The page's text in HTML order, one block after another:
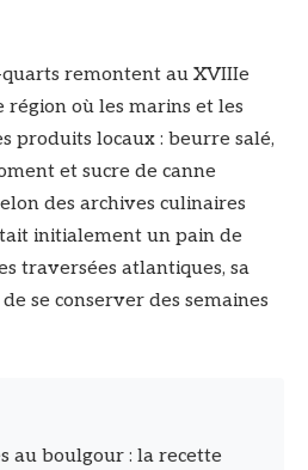
remontent au XVIIIe
région où les marins et les
produits locaux : beurre salé,
et sucre de canne
des archives culinaires
initialement un pain de
traversées atlantiques, sa
se conserver des semaines
au boulgour : la recette